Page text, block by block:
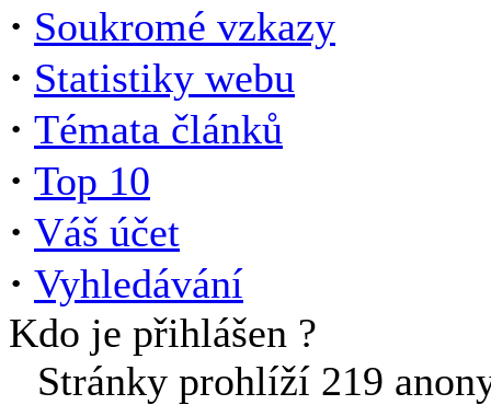
· Soukromé vzkazy
· Statistiky webu
· Témata článků
· Top 10
· Váš účet
· Vyhledávání
Kdo je přihlášen ?
Stránky prohlíží 219